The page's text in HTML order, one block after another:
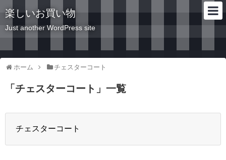
楽しいお買い物
Just another WordPress site
ホーム チェスターコート
「 チェスターコート 」 一覧
チェスターコート